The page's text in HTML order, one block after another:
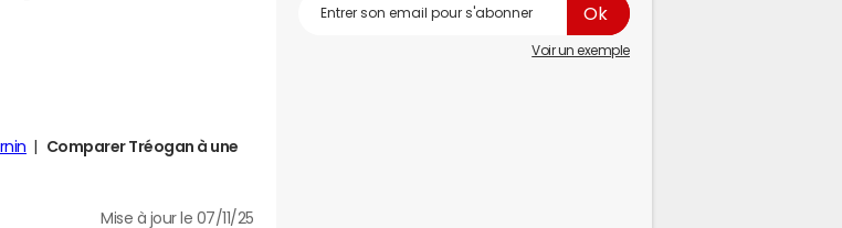
Comparer Tréogan à une
Mise à jour le 07/11/25
Voir un exemple